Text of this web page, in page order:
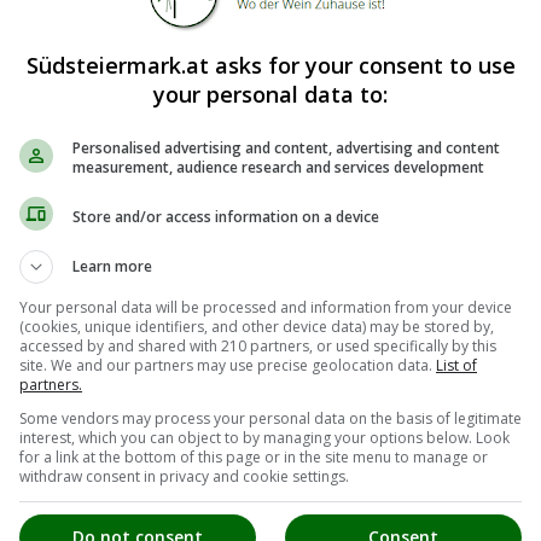
Lage mitten in Kitzeck.
genießen. Buschenschanknähe. Idealer
Dunst Hubert
Südsteiermark.at asks for your consent to use
your personal data to:
Personalised advertising and content, advertising and content
measurement, audience research and services development
Store and/or access information on a device
Learn more
Your personal data will be processed and information from your device
(cookies, unique identifiers, and other device data) may be stored by,
accessed by and shared with 210 partners, or used specifically by this
site. We and our partners may use precise geolocation data. List of
partners.
Some vendors may process your personal data on the basis of legitimate
interest, which you can object to by managing your options below. Look
for a link at the bottom of this page or in the site menu to manage or
withdraw consent in privacy and cookie settings.